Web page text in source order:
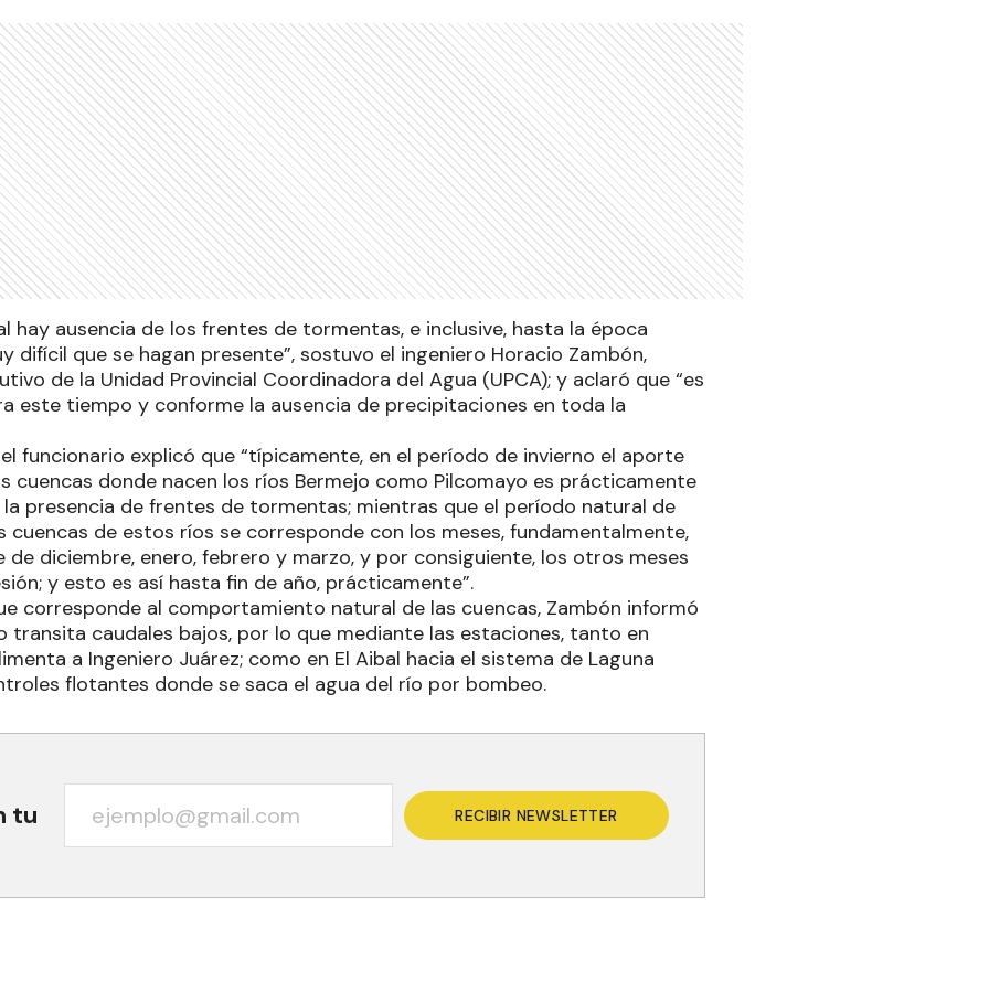
hay ausencia de los frentes de tormentas, e inclusive, hasta la época
difícil que se hagan presente”, sostuvo el ingeniero Horacio Zambón,
de la Unidad Provincial Coordinadora del Agua (UPCA); y aclaró que “es
este tiempo y conforme la ausencia de precipitaciones en toda la
funcionario explicó que “típicamente, en el período de invierno el aporte
cuencas donde nacen los ríos Bermejo como Pilcomayo es prácticamente
presencia de frentes de tormentas; mientras que el período natural de
cuencas de estos ríos se corresponde con los meses, fundamentalmente,
diciembre, enero, febrero y marzo, y por consiguiente, los otros meses
y esto es así hasta fin de año, prácticamente”.
corresponde al comportamiento natural de las cuencas, Zambón informó
transita caudales bajos, por lo que mediante las estaciones, tanto en
a Ingeniero Juárez; como en El Aibal hacia el sistema de Laguna
flotantes donde se saca el agua del río por bombeo.
tu RECIBIR NEWSLETTER